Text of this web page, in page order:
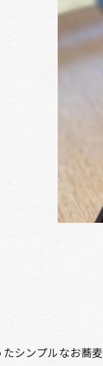
シンプルなお蕎